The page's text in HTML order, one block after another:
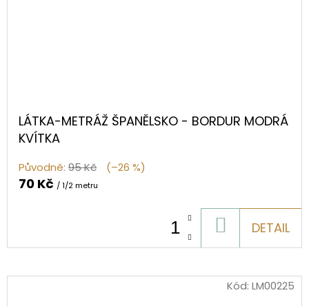
LÁTKA-METRÁŽ ŠPANĚLSKO - BORDUR MODRÁ
KVÍTKA
Původně: 95 Kč (–26 %)
70 Kč / 1/2 metru
KOŠÍKU
DETAIL
Kód: LM00225